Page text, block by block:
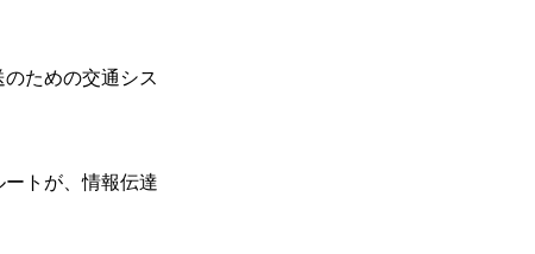
ための交通シス
トが、情報伝達